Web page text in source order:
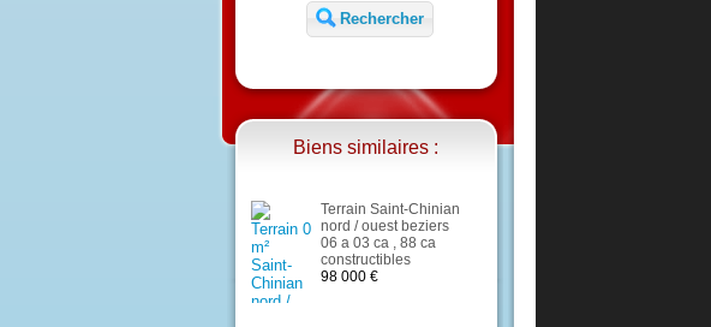
Biens similaires :
Terrain Saint-Chinian
nord / ouest beziers
06 a 03 ca , 88 ca
constructibles
98 000 €